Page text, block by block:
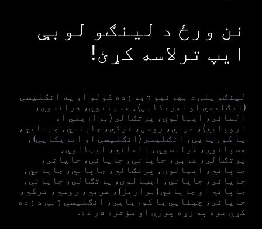
نن ورځ د لینګو لوبې
ایپ ترلاسه کړئ!
لینګو پلی د بهرنیو ژبو زده کولو او په انګلیسي
(انګلیسي او امریکایی)، هسپانوي، فرانسوي،
الماني، ایټالوي، پرتګالي (برازیلي او
اروپايي)، عربي، روسی، ترکي، جاپاني، چینایي،
یا کوریايي، انګلیسي (انګلیسي او امریکایي)،
هسپانوي، فرانسوي، الماني، ایټالوي،
پرتګالي، عربي، جاپاني، جاپاني، جاپاني،
جاپاني، ایټالوی، پرتګالي، جاپاني، جاپاني،
جاپاني، جاپاني، ایټالوي، پرتګالي، جاپاني،
جاپاني او جاپاني (برازيل)، عربي، روسي، ترکي،
جاپاني، چینايي یا کوریايي، انګلیسي ژبې د زده
کړې یوه په زړه پورې او مؤثره لار ده.